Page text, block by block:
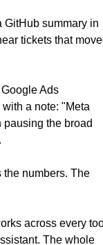
GitHub summary in
tickets that
Ads
a note: "Meta
pausing the broad
numbers. The
across every
The whole